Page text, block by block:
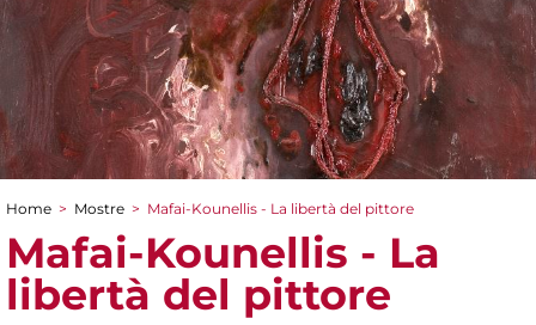
Tu sei qui
Home > Mostre > Mafai-Kounellis - La libertà del pittore
Mafai-Kounellis - La
libertà del pittore